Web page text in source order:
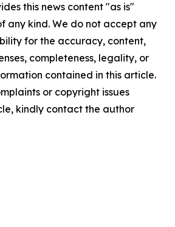
this news content "as is"
any kind. We do not accept any
for the accuracy, content,
completeness, legality, or
contained in this article.
or copyright issues
kindly contact the author